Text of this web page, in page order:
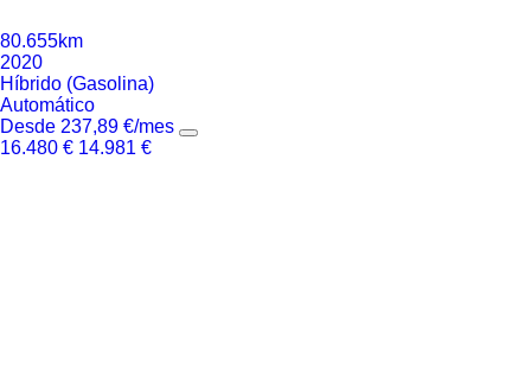
80.655km
2020
Híbrido (Gasolina)
Automático
Desde 237,89 €/mes
16.480 € 14.981 €